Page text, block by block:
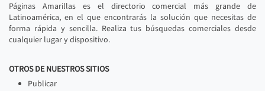
Páginas Amarillas es el directorio comercial más grande de
Latinoamérica, en el que encontrarás la solución que necesitas de
forma rápida y sencilla. Realiza tus búsquedas comerciales desde
cualquier lugar y dispositivo.
OTROS DE NUESTROS SITIOS
Publicar